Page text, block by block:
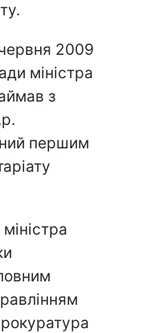
2009
міністра
з
першим